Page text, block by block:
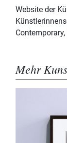
Website der
Mehr